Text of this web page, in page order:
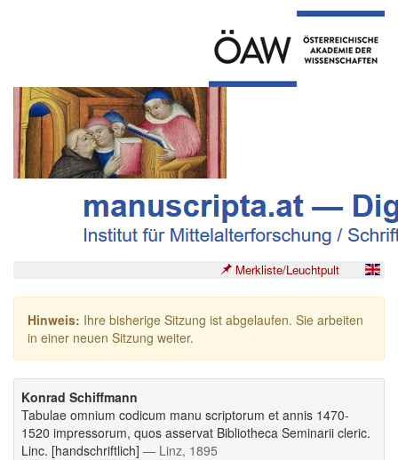
Merkliste/Leuchtpult
Hinweis: Ihre bisherige Sitzung ist abgelaufen. Sie arbeiten
in einer neuen Sitzung weiter.
Konrad Schiffmann
Tabulae omnium codicum manu scriptorum et annis 1470-
1520 impressorum, quos asservat Bibliotheca Seminarii cleric.
Linc. [handschriftlich] — Linz, 1895